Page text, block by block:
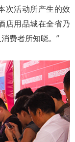
次活动所产生的效
店用品城在全省乃
费者所知晓。”